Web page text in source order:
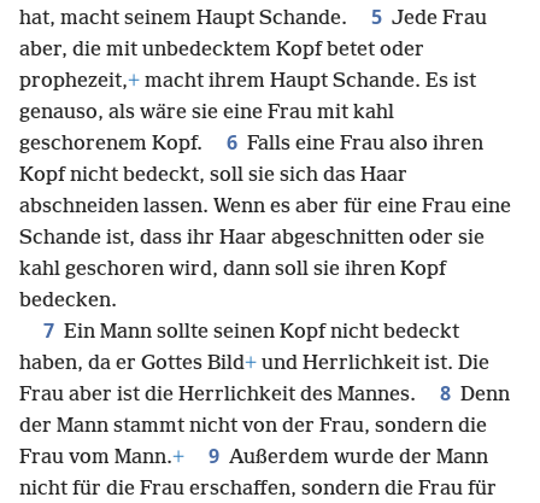
hat, macht seinem Haupt Schande.
5 Jede Frau
aber, die mit unbedecktem Kopf betet oder
prophezeit,+ macht ihrem Haupt Schande. Es ist
genauso, als wäre sie eine Frau mit kahl
geschorenem Kopf.
6 Falls eine Frau also ihren
Kopf nicht bedeckt, soll sie sich das Haar
abschneiden lassen. Wenn es aber für eine Frau eine
Schande ist, dass ihr Haar abgeschnitten oder sie
kahl geschoren wird, dann soll sie ihren Kopf
bedecken.
7 Ein Mann sollte seinen Kopf nicht bedeckt
haben, da er Gottes Bild+ und Herrlichkeit ist. Die
Frau aber ist die Herrlichkeit des Mannes.
8 Denn
der Mann stammt nicht von der Frau, sondern die
Frau vom Mann.+ 9 Außerdem wurde der Mann
nicht für die Frau erschaffen, sondern die Frau für